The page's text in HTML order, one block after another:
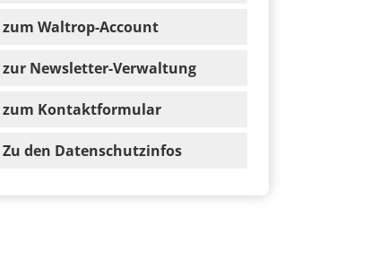
zum Waltrop-Account
zur Newsletter-Verwaltung
zum Kontaktformular
Zu den Datenschutzinfos